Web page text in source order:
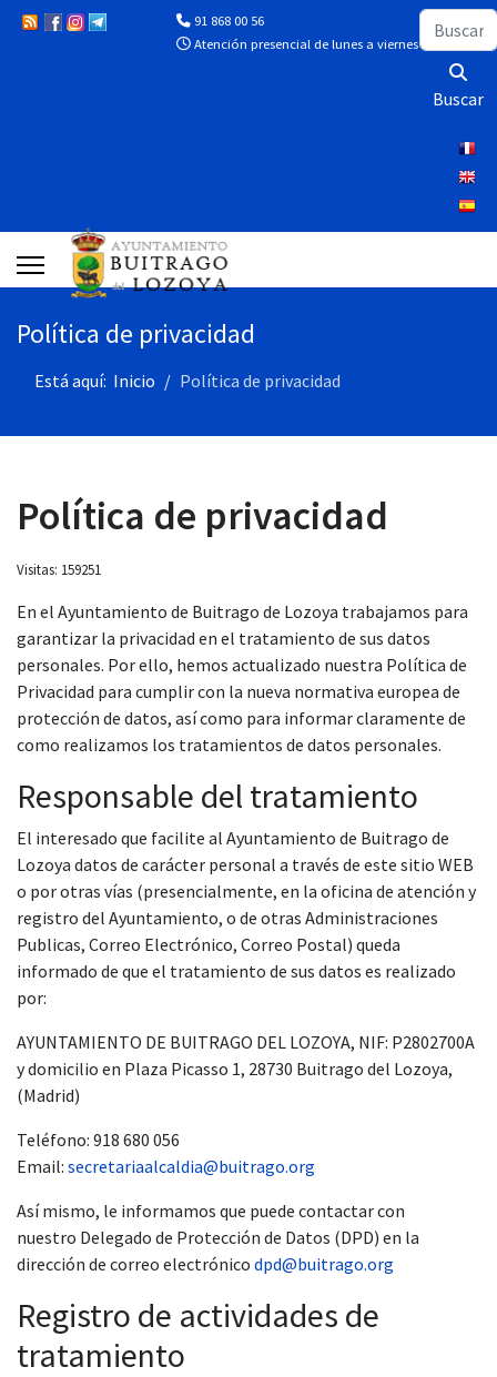
91 868 00 56
Atención presencial de lunes a viernes de 10:00 a
Buscar
Buscar
Política de privacidad
Está aquí: Inicio Política de privacidad
Política de privacidad
Visitas: 159251
En el Ayuntamiento de Buitrago de Lozoya trabajamos para
garantizar la privacidad en el tratamiento de sus datos
personales. Por ello, hemos actualizado nuestra Política de
Privacidad para cumplir con la nueva normativa europea de
protección de datos, así como para informar claramente de
como realizamos los tratamientos de datos personales.
Responsable del tratamiento
El interesado que facilite al Ayuntamiento de Buitrago de
Lozoya datos de carácter personal a través de este sitio WEB
o por otras vías (presencialmente, en la oficina de atención y
registro del Ayuntamiento, o de otras Administraciones
Publicas, Correo Electrónico, Correo Postal) queda
informado de que el tratamiento de sus datos es realizado
por:
AYUNTAMIENTO DE BUITRAGO DEL LOZOYA, NIF: ‎P2802700A
y domicilio en Plaza Picasso 1, 28730 Buitrago del Lozoya,
(Madrid) ‎
Teléfono: 918 680 056
Email: secretariaalcaldia@buitrago.org
Así mismo, le informamos que puede contactar con
nuestro Delegado de Protección de Datos (DPD) en la
dirección de correo electrónico dpd@buitrago.org
Registro de actividades de
tratamiento